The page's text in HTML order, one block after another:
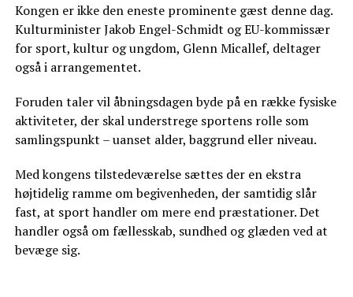
Kongen er ikke den eneste prominente gæst denne dag.
Kulturminister Jakob Engel-Schmidt og EU-kommissær
for sport, kultur og ungdom, Glenn Micallef, deltager
også i arrangementet.
Foruden taler vil åbningsdagen byde på en række fysiske
aktiviteter, der skal understrege sportens rolle som
samlingspunkt – uanset alder, baggrund eller niveau.
Med kongens tilstedeværelse sættes der en ekstra
højtidelig ramme om begivenheden, der samtidig slår
fast, at sport handler om mere end præstationer. Det
handler også om fællesskab, sundhed og glæden ved at
bevæge sig.